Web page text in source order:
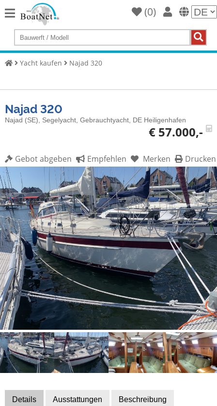
Home
Yacht
Gewerbliche
Verkäufer
Auktionen
Yachtmakler
Services
Bootszubehör
Finanzierung
Gestohlene
Boote
Messekalender
Sachverständige
&
Sportbootschulen
Versicherungen
Recycling
(0)
Yacht kaufen Najad 320
Najad 320
Najad (SE), Segelyacht, Gebrauchtyacht, DE Heiligenhafen
€ 57.000,-
Gebot abgeben Empfehlen Merken Drucken
Details Ausstattungen Beschreibung